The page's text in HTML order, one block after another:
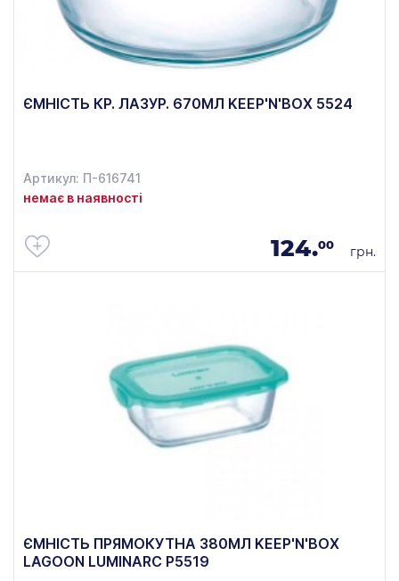
ЄМНІСТЬ КР. ЛАЗУР. 670МЛ KEEP'N'BOX 5524
Артикул: П-616741
немає в наявності
124.00 грн.
ЄМНІСТЬ ПРЯМОКУТНА 380МЛ KEEP'N'BOX
LAGOON LUMINARC P5519